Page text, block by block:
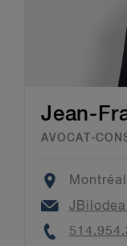
Jean-
AVOCAT-
Location
Montréal
Email
Phone